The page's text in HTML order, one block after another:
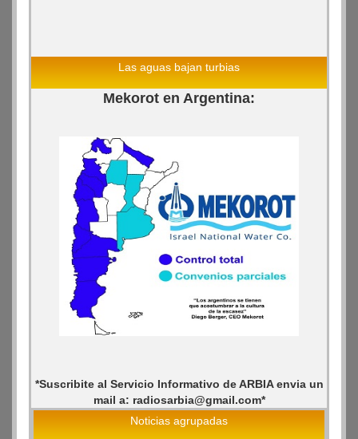
Las aguas bajan turbias
Mekorot en Argentina:
*Suscribite al Servicio Informativo de ARBIA envia un
mail a: radiosarbia@gmail.com*
Noticias agrupadas